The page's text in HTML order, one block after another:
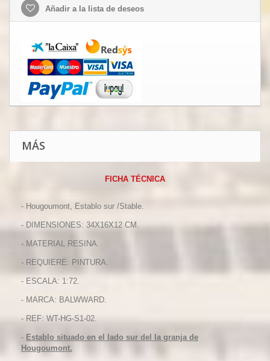
Añadir a la lista de deseos
MÁS
FICHA TÉCNICA
- Hougoumont, Establo sur /Stable.
- DIMENSIONES: 34X16X12 CM.
- MATERIAL RESINA.
- REQUIERE: PINTURA.
- ESCALA: 1:72.
- MARCA: BALWWARD.
- REF: WT-HG-S1-02.
- Establo situado en el lado sur del la granja de
Hougoumont.